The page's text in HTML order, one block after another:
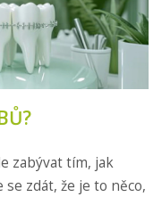
zabývat tím, jak
zdát, že je to něco,